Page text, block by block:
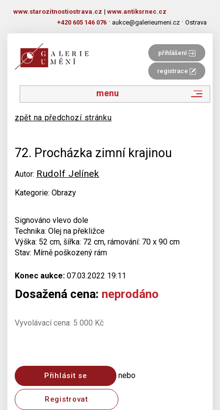
www.starozitnostiostrava.cz | www.antiksrnec.cz
+420 605 146 076 · aukce@galerieumeni.cz · Ostrava
přihlášení
registrace
menu
zpět na předchozí stránku
72. Procházka zimní krajinou
Autor: Rudolf Jelínek
Kategorie: Obrazy
Signováno vlevo dole
Technika: Olej na překližce
Výška: 52 cm, šířka: 72 cm, rámování: 70 x 90 cm
Stav: Mírně poškozený rám
Konec aukce: 07.03.2022 19:11
Dosažená cena: neprodáno
Vyvolávací cena: 5 000 Kč
Přihlásit se nebo
Registrovat